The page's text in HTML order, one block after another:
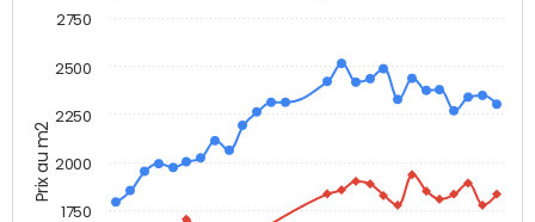
Prix au m2
1750
2000
2250
2500
2750